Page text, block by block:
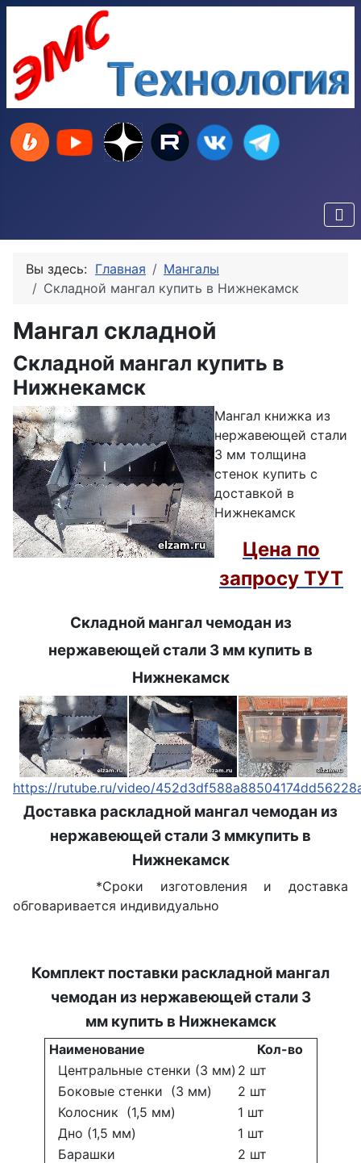
Вы здесь: Главная
Мангалы
Складной мангал купить в Нижнекамск
Мангал складной
Складной мангал купить в
Нижнекамск
Мангал книжка из
нержавеющей стали
3 мм толщина
стенок купить с
доставкой в
Нижнекамск
Цена по
запросу ТУТ
Складной мангал чемодан из
нержавеющей стали 3 мм купить в
Нижнекамск
https://rutube.ru/video/
Доставка раскладной мангал чемодан из
нержавеющей стали 3 ммкупить в
Нижнекамск
*Сроки изготовления и доставка
обговаривается индивидуально
Комплект поставки раскладной мангал
чемодан из нержавеющей стали 3
мм купить в Нижнекамск
Наименование
Кол-во
Центральные стенки (3 мм) 2 шт
Боковые стенки (3 мм)
2 шт
Колосник (1,5 мм)
1 шт
Дно (1,5 мм)
1 шт
Барашки
2 шт